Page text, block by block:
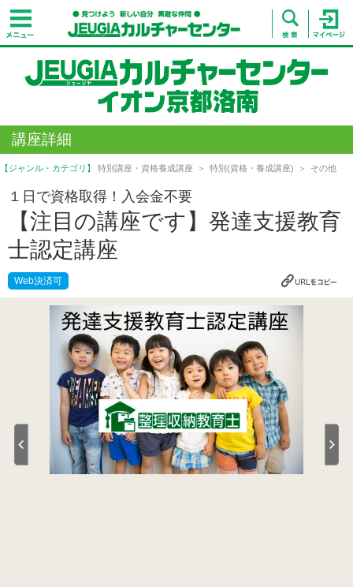
講座詳細
【ジャンル・カテゴリ】 特別講座・資格養成講座 特別(資格・養成講座) その他
１日で資格取得！入会金不要
【注目の講座です】発達支援教育
士認定講座
Web決済可